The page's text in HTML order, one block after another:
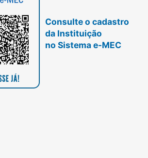
Consulte o cadastro
da Instituição
no Sistema e-MEC